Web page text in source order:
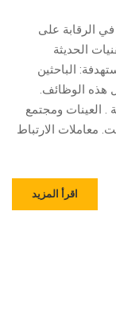
في الرقابة على
الحديثة
الباحثين
هذه الوظائف.
. العينات ومجتمع
معاملات الارتباط
اقرأ المزيد